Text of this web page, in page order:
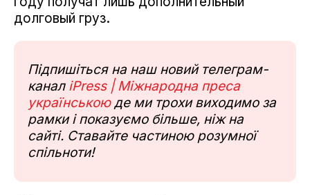
долговый груз.
Підпишіться на наш новий телеграм-
канал iPress | Міжнародна преса
українськоюде ми трохи виходимо за
рамки і показуємо більше, ніж на
сайті. Ставайте частиною розумної
спільноти!